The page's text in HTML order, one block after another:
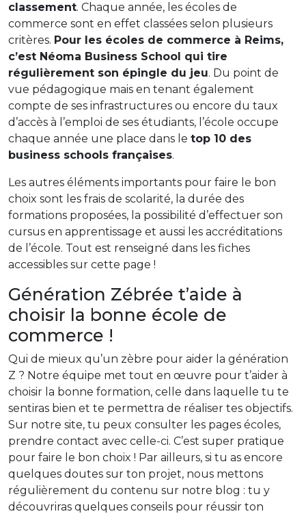
classement. Chaque année, les écoles de
commerce sont en effet classées selon plusieurs
critères. Pour les écoles de commerce à Reims,
c’est Néoma Business School qui tire
régulièrement son épingle du jeu. Du point de
vue pédagogique mais en tenant également
compte de ses infrastructures ou encore du taux
d’accès à l’emploi de ses étudiants, l’école occupe
chaque année une place dans le top 10 des
business schools françaises.
Les autres éléments importants pour faire le bon
choix sont les frais de scolarité, la durée des
formations proposées, la possibilité d’effectuer son
cursus en apprentissage et aussi les accréditations
de l’école. Tout est renseigné dans les fiches
accessibles sur cette page !
Génération Zébrée t’aide à
choisir la bonne école de
commerce !
Qui de mieux qu’un zèbre pour aider la génération
Z ? Notre équipe met tout en œuvre pour t’aider à
choisir la bonne formation, celle dans laquelle tu te
sentiras bien et te permettra de réaliser tes objectifs.
Sur notre site, tu peux consulter les pages écoles,
prendre contact avec celle-ci. C’est super pratique
pour faire le bon choix ! Par ailleurs, si tu as encore
quelques doutes sur ton projet, nous mettons
régulièrement du contenu sur notre blog : tu y
découvriras quelques conseils pour réussir ton